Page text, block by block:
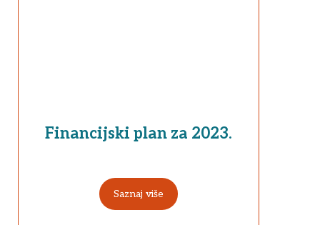
Financijski plan za 2023.
Saznaj više